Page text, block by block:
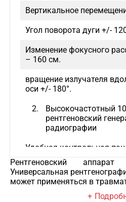
Вертикальное
Угол поворота дуги +/-
Изменение фокусного
– 160 см.
вращение излучателя
оси +/- 180°.
Высокочастотный
рентгеновский
радиографии
Удобная контрольная
Автокалибровка.
Возможность
автоматического
Рентгеновский
Универсальная
может применяться в